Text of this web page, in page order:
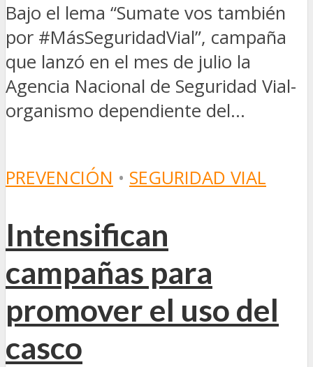
Bajo el lema “Sumate vos también
por #MásSeguridadVial”, campaña
que lanzó en el mes de julio la
Agencia Nacional de Seguridad Vial-
organismo dependiente del...
PREVENCIÓN • SEGURIDAD VIAL
Intensifican
campañas para
promover el uso del
casco